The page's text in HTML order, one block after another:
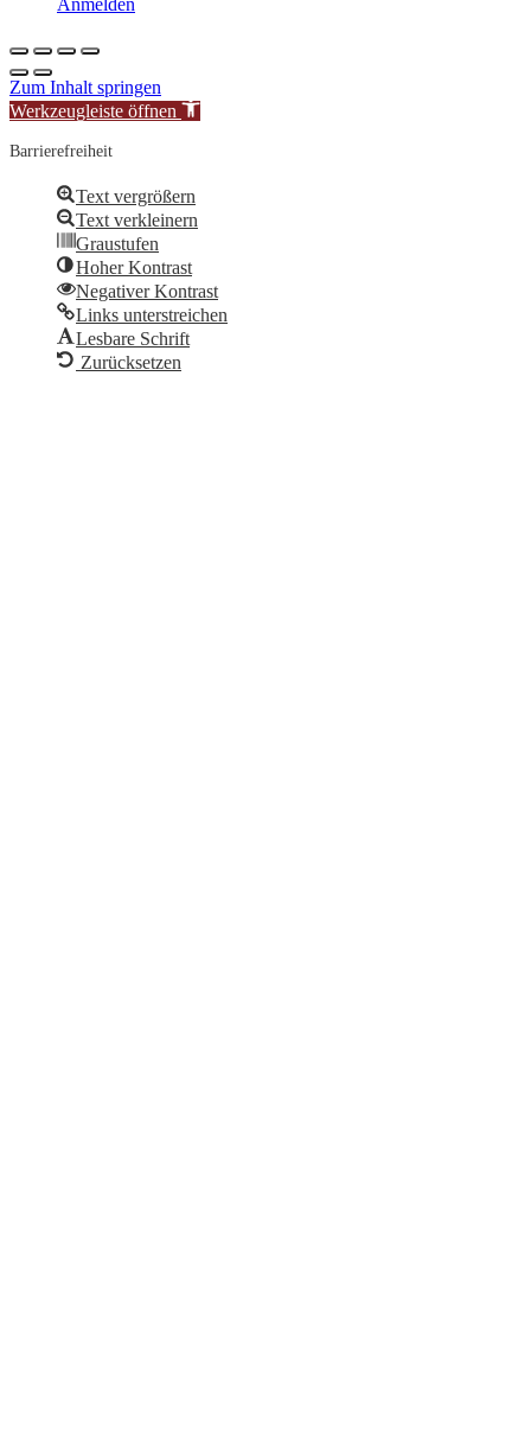
Anmelden
Zum Inhalt springen
Werkzeugleiste öffnen
Barrierefreiheit
Text vergrößern
Text verkleinern
Graustufen
Hoher Kontrast
Negativer Kontrast
Links unterstreichen
Lesbare Schrift
Zurücksetzen